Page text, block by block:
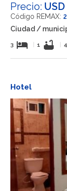
Precio:
Código REMAX:
Ciudad /
3 hotel 1 bathtub 4
Hotel